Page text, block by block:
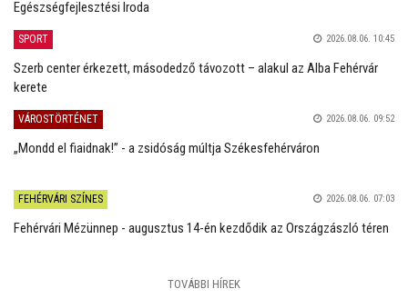
Egészségfejlesztési Iroda
SPORT 2026.08.06. 10:45
Szerb center érkezett, másodedző távozott – alakul az Alba Fehérvár
kerete
VÁROSTÖRTÉNET 2026.08.06. 09:52
„Mondd el fiaidnak!” - a zsidóság múltja Székesfehérváron
FEHÉRVÁRI SZÍNES 2026.08.06. 07:03
Fehérvári Mézünnep - augusztus 14-én kezdődik az Országzászló téren
TOVÁBBI HÍREK